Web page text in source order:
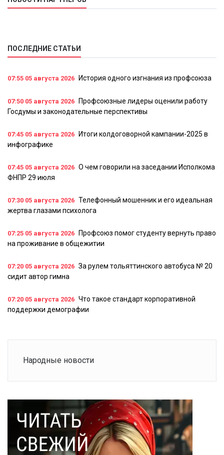
ПОСЛЕДНИЕ СТАТЬИ
07:55 05 августа 2026 История одного изгнания из профсоюза
07:50 05 августа 2026 Профсоюзные лидеры оценили работу
Госдумы и законодательные перспективы
07:45 05 августа 2026 Итоги колдоговорной кампании-2025 в
инфографике
07:45 05 августа 2026 О чем говорили на заседании Исполкома
ФНПР 29 июля
07:30 05 августа 2026 Телефонный мошенник и его идеальная
жертва глазами психолога
07:25 05 августа 2026 Профсоюз помог студенту вернуть право
на проживание в общежитии
07:20 05 августа 2026 За рулем тольяттинского автобуса № 20
сидит автор гимна
07:20 05 августа 2026 Что такое стандарт корпоративной
поддержки демографии
Народные новости